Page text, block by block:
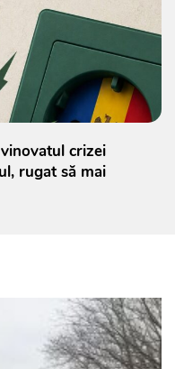
crizei
rugat să mai